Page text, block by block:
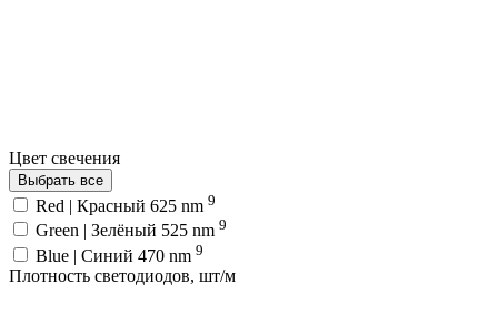
Цвет свечения
Выбрать все
Red | Красный 625 nm 9
Green | Зелёный 525 nm 9
Blue | Синий 470 nm 9
Плотность светодиодов, шт/м